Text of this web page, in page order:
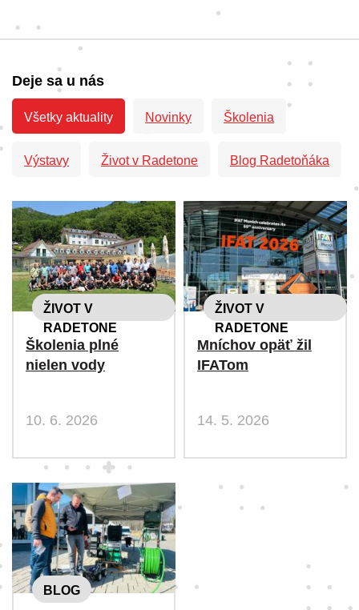
Deje sa u nás
Všetky aktuality Novinky Školenia
Výstavy Život v Radetone Blog Radetoňáka
ŽIVOT V
RADETONE
Školenia plné
nielen vody
10. 6. 2026
ŽIVOT V
RADETONE
Mníchov opäť žil
IFATom
14. 5. 2026
BLOG